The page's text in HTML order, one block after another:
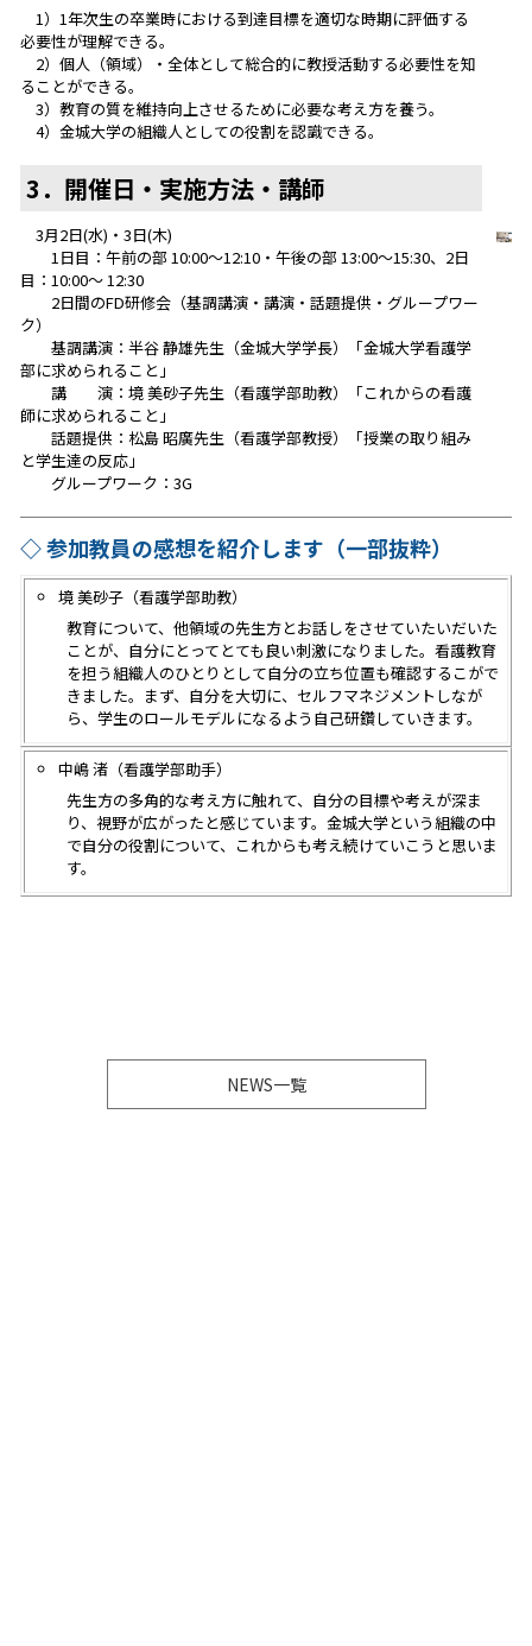
1）1年次生の卒業時における到達目標を適切な時期に評価する
必要性が理解できる。
2）個人（領域）・全体として総合的に教授活動する必要性を知
ることができる。
3）教育の質を維持向上させるために必要な考え方を養う。
4）金城大学の組織人としての役割を認識できる。
3．開催日・実施方法・講師
3月2日(水)・3日(木)
1日目：午前の部 10:00～12:10・午後の部 13:00～15:30、2日
目：10:00～ 12:30
2日間のFD研修会（基調講演・講演・話題提供・グループワー
ク）
基調講演：半谷 静雄先生（金城大学学長）「金城大学看護学
部に求められること」
講 演：境 美砂子先生（看護学部助教）「これからの看護
師に求められること」
話題提供：松島 昭廣先生（看護学部教授）「授業の取り組み
と学生達の反応」
グループワーク：3G
◇ 参加教員の感想を紹介します（一部抜粋）
境 美砂子（看護学部助教）
教育について、他領域の先生方とお話しをさせていたいだいた
ことが、自分にとってとても良い刺激になりました。看護教育
を担う組織人のひとりとして自分の立ち位置も確認するこがで
きました。まず、自分を大切に、セルフマネジメントしなが
ら、学生のロールモデルになるよう自己研鑽していきます。
中嶋 渚（看護学部助手）
先生方の多角的な考え方に触れて、自分の目標や考えが深ま
り、視野が広がったと感じています。金城大学という組織の中
で自分の役割について、これからも考え続けていこうと思いま
す。
NEWS一覧